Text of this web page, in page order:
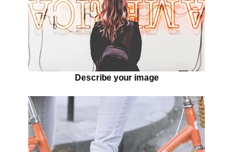
Describe your image